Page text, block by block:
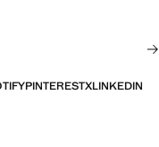
PINTERESTXLINKEDIN